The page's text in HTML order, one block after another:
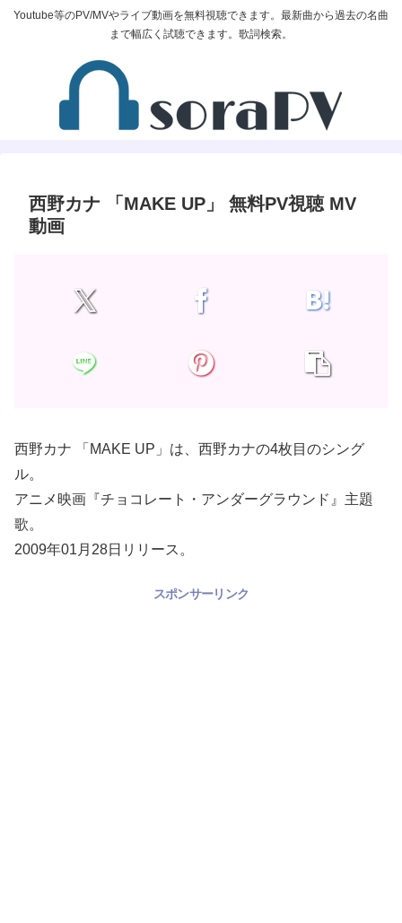
Youtube等のPV/MVやライブ動画を無料視聴できます。最新曲から過去の名曲
まで幅広く試聴できます。歌詞検索。
西野カナ 「MAKE UP」 無料PV視聴 MV
動画
西野カナ 「MAKE UP」は、西野カナの4枚目のシング
ル。
アニメ映画『チョコレート・アンダーグラウンド』主題
歌。
2009年01月28日リリース。
スポンサーリンク